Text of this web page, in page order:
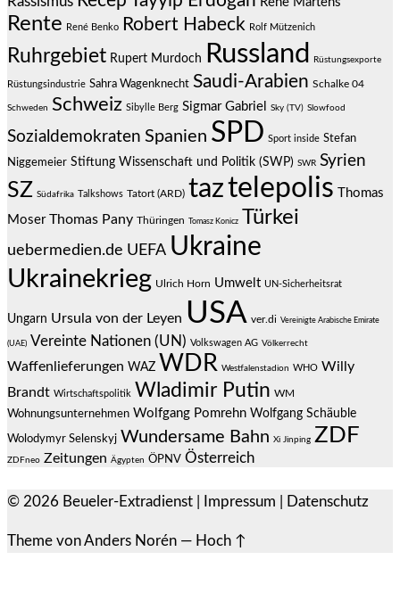
Rente René Benko Robert Habeck Rolf Mützenich
Ruhrgebiet Rupert Murdoch Russland Rüstungsexporte
Rüstungsindustrie Sahra Wagenknecht Saudi-Arabien Schalke 04
Schweden Schweiz Sibylle Berg Sigmar Gabriel Sky (TV) Slowfood
Sozialdemokraten Spanien SPD Sport inside Stefan
Niggemeier Stiftung Wissenschaft und Politik (SWP) SWR Syrien
SZ Südafrika Talkshows Tatort (ARD) taztelepolis Thomas
Moser Thomas Pany Thüringen Tomasz Konicz Türkei
uebermedien.de UEFA Ukraine
Ukrainekrieg Ulrich Horn Umwelt UN-Sicherheitsrat
Ungarn Ursula von der Leyen USA ver.di Vereinigte Arabische Emirate
(UAE) Vereinte Nationen (UN) Volkswagen AG Völkerrecht
Waffenlieferungen WAZ WDR Westfalenstadion WHO Willy
Brandt Wirtschaftspolitik Wladimir Putin WM
Wohnungsunternehmen Wolfgang Pomrehn Wolfgang Schäuble
Wolodymyr Selenskyj Wundersame Bahn Xi Jinping ZDF
ZDFneo Zeitungen Ägypten ÖPNV Österreich
© 2026 Beueler-Extradienst Impressum Datenschutz
Theme vonAnders Norén — Hoch ↑